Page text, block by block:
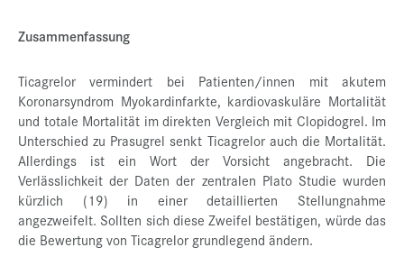
Zusammenfassung
Ticagrelor vermindert bei Patienten/innen mit akutem
Koronarsyndrom Myokardinfarkte, kardiovaskuläre Mortalität
und totale Mortalität im direkten Vergleich mit Clopidogrel. Im
Unterschied zu Prasugrel senkt Ticagrelor auch die Mortalität.
Allerdings ist ein Wort der Vorsicht angebracht. Die
Verlässlichkeit der Daten der zentralen Plato Studie wurden
kürzlich (19) in einer detaillierten Stellungnahme
angezweifelt. Sollten sich diese Zweifel bestätigen, würde das
die Bewertung von Ticagrelor grundlegend ändern.